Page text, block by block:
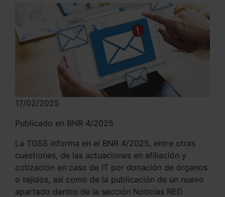
17/02/2025
Publicado en BNR 4/2025
La TGSS informa en el BNR 4/2025, entre otras
cuestiones, de las actuaciones en afiliación y
cotización en caso de IT por donación de órganos
o tejidos, así como de la publicación de un nuevo
apartado dentro de la sección Noticias RED